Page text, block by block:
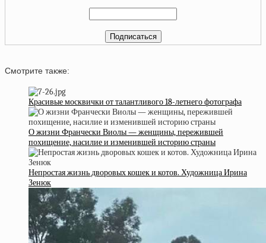
Смотрите также:
Красивые москвички от талантливого 18-летнего фотографа
О жизни Франчески Виолы — женщины, пережившей
похищение, насилие и изменившей историю страны
Непростая жизнь дворовых кошек и котов. Художница Ирина
Зенюк